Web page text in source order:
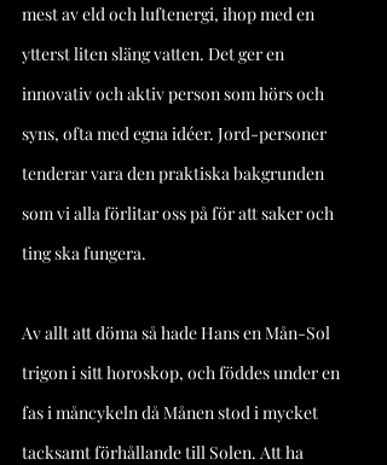
mest av eld och luftenergi, ihop med en
ytterst liten släng vatten. Det ger en
innovativ och aktiv person som hörs och
syns, ofta med egna idéer. Jord-personer
tenderar vara den praktiska bakgrunden
som vi alla förlitar oss på för att saker och
ting ska fungera.
Av allt att döma så hade Hans en Mån-Sol
trigon i sitt horoskop, och föddes under en
fas i måncykeln då Månen stod i mycket
tacksamt förhållande till Solen. Att ha